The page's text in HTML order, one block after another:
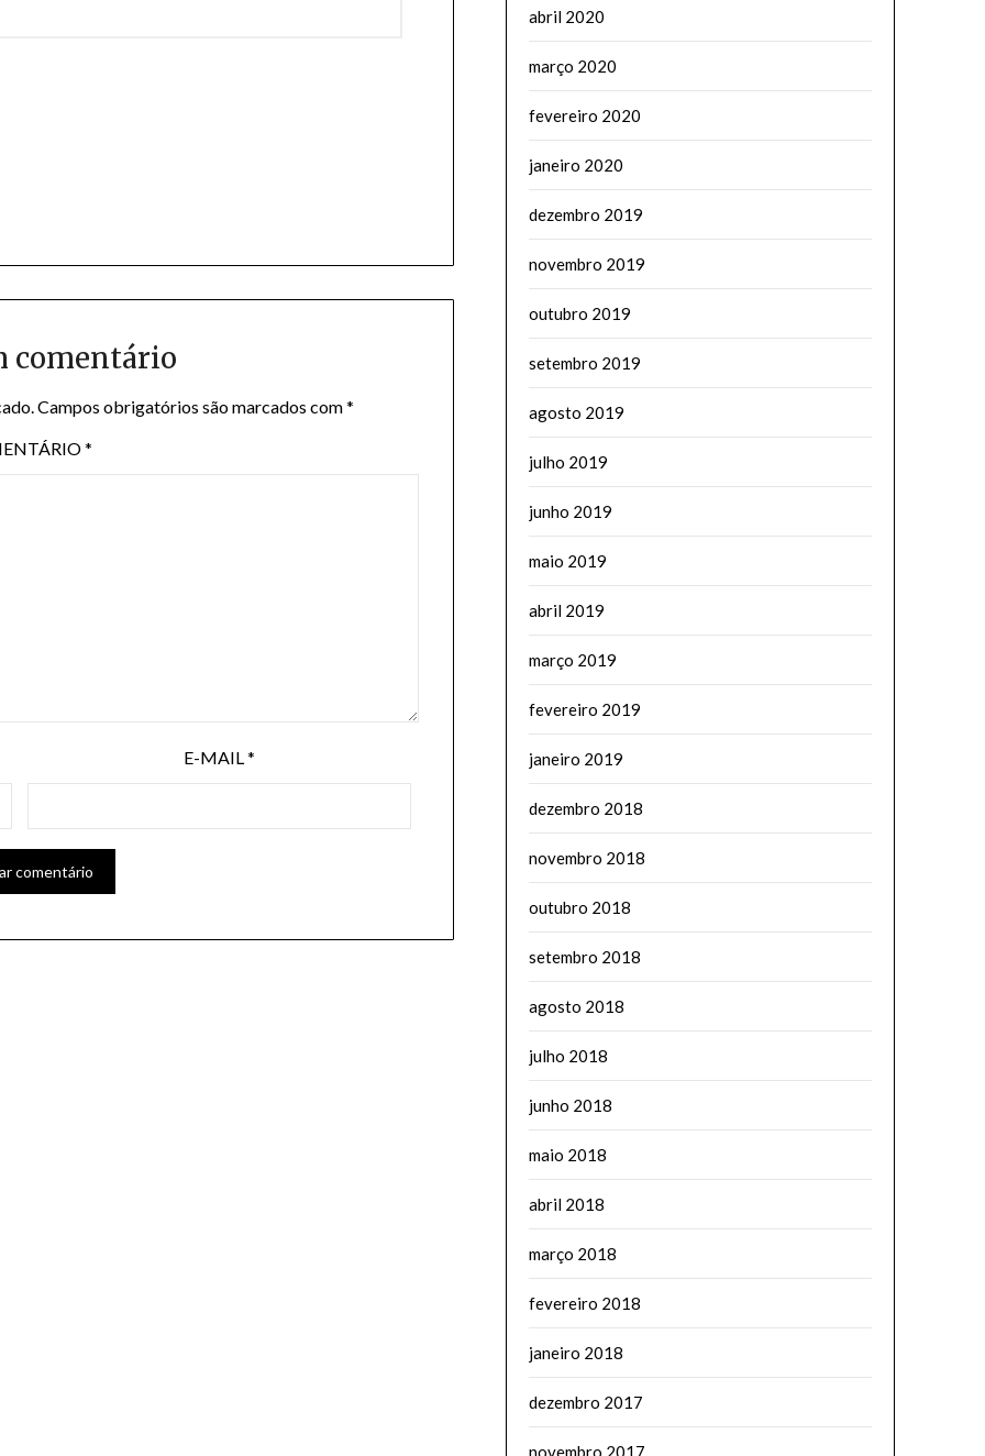
comentário
Campos obrigatórios são marcados com*
*
E-MAIL*
abril 2020
março 2020
fevereiro 2020
janeiro 2020
dezembro 2019
novembro 2019
outubro 2019
setembro 2019
agosto 2019
julho 2019
junho 2019
maio 2019
abril 2019
março 2019
fevereiro 2019
janeiro 2019
dezembro 2018
novembro 2018
outubro 2018
setembro 2018
agosto 2018
julho 2018
junho 2018
maio 2018
abril 2018
março 2018
fevereiro 2018
janeiro 2018
dezembro 2017
novembro 2017